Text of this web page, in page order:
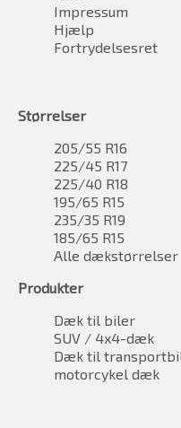
Impressum
Hjælp
Fortrydelsesret
Størrelser
205/55 R16
225/45 R17
225/40 R18
195/65 R15
235/35 R19
185/65 R15
Alle dækstørrelser
Produkter
Dæk til biler
SUV / 4x4-dæk
Dæk til
motorcykel dæk